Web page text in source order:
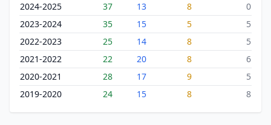
2024-2025 37 13 8
0
2023-2024
35 15 5
5
2022-2023
25 14 8
5
2021-2022
22 20 8
6
2020-2021
28 17 9
5
2019-2020
24 15 8 8